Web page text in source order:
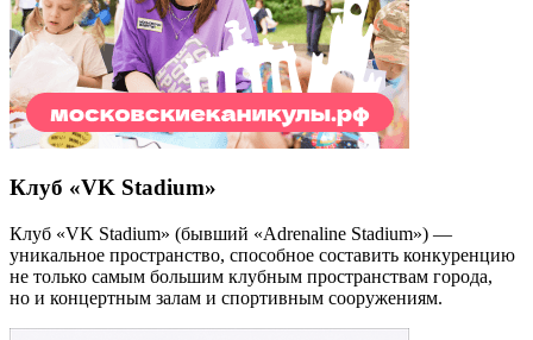
Клуб «VK Stadium»
Клуб «VK Stadium» (бывший «Adrenaline Stadium») —
уникальное пространство, способное составить конкуренцию
не только самым большим клубным пространствам города,
но и концертным залам и спортивным сооружениям.